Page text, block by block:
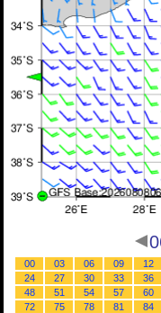
00 03 06 09 12
24
27 30 33 36
48
51 54 57 60
72
75 78 81 84